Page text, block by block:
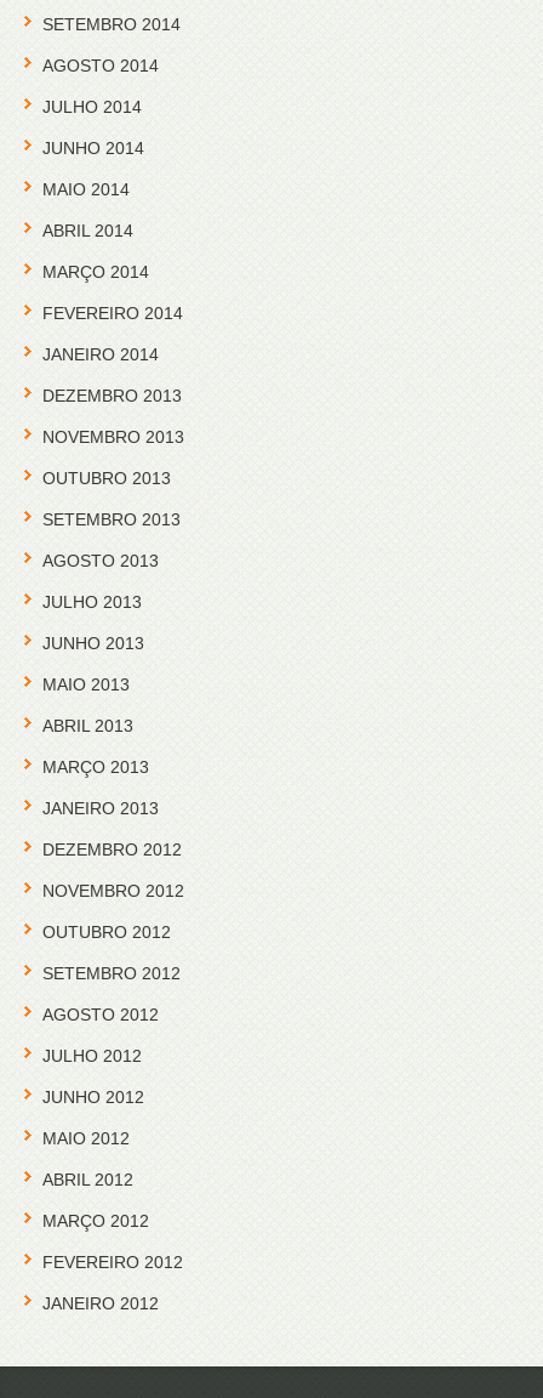
SETEMBRO 2014
AGOSTO 2014
JULHO 2014
JUNHO 2014
MAIO 2014
ABRIL 2014
MARÇO 2014
FEVEREIRO 2014
JANEIRO 2014
DEZEMBRO 2013
NOVEMBRO 2013
OUTUBRO 2013
SETEMBRO 2013
AGOSTO 2013
JULHO 2013
JUNHO 2013
MAIO 2013
ABRIL 2013
MARÇO 2013
JANEIRO 2013
DEZEMBRO 2012
NOVEMBRO 2012
OUTUBRO 2012
SETEMBRO 2012
AGOSTO 2012
JULHO 2012
JUNHO 2012
MAIO 2012
ABRIL 2012
MARÇO 2012
FEVEREIRO 2012
JANEIRO 2012